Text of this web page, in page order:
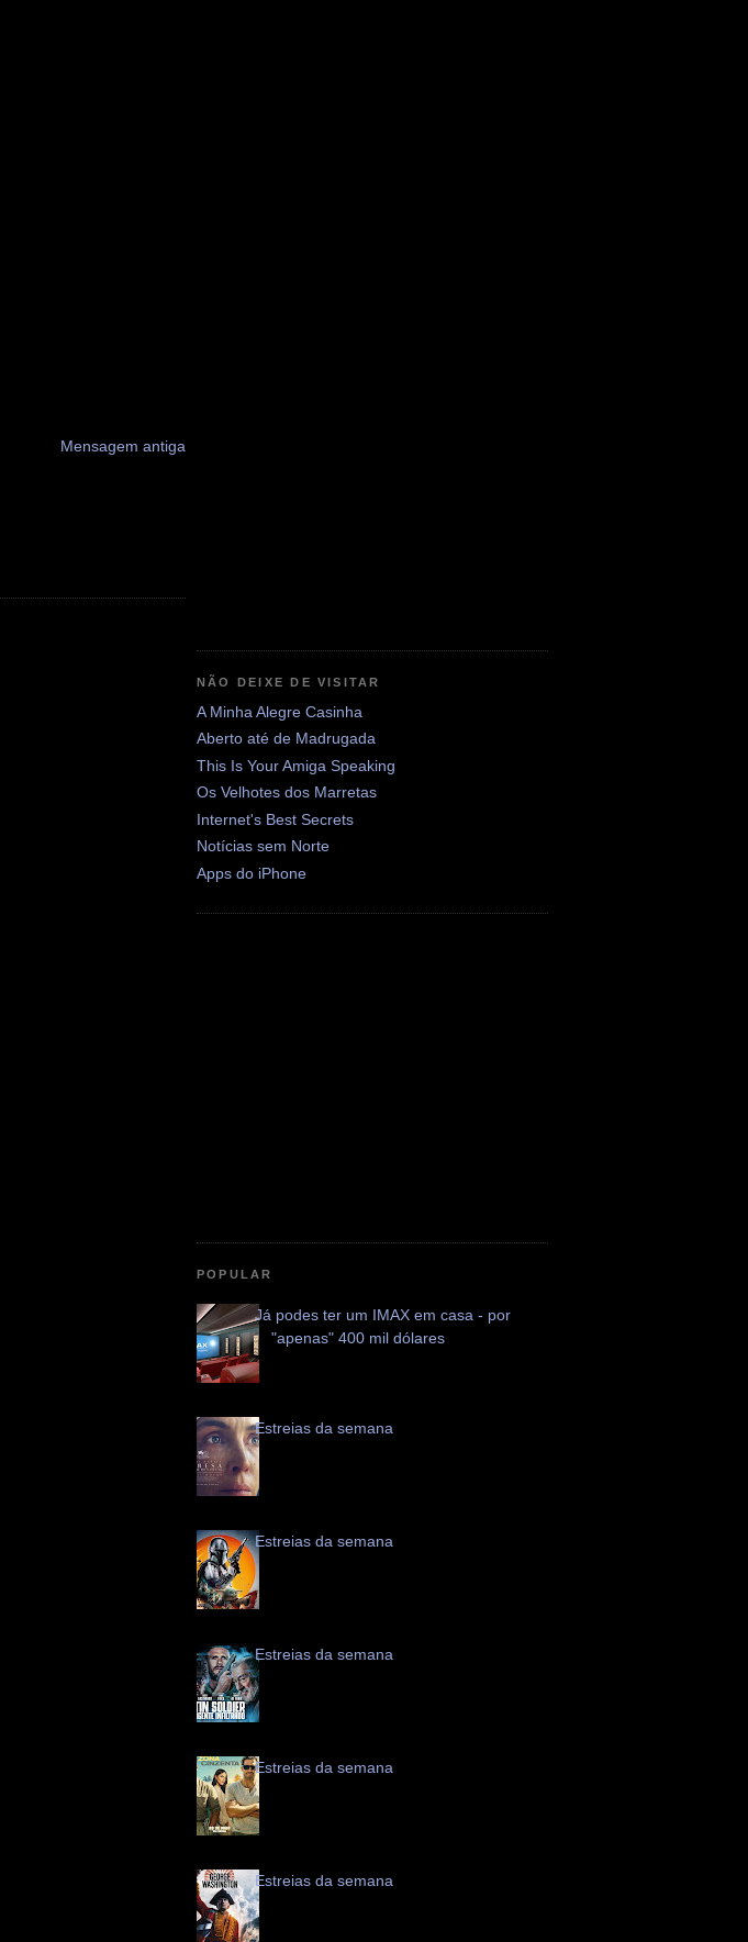
Mensagem antiga
NÃO DEIXE DE VISITAR
A Minha Alegre Casinha
Aberto até de Madrugada
This Is Your Amiga Speaking
Os Velhotes dos Marretas
Internet's Best Secrets
Notícias sem Norte
Apps do iPhone
POPULAR
Já podes ter um IMAX em casa - por
"apenas" 400 mil dólares
Estreias da semana
Estreias da semana
Estreias da semana
Estreias da semana
Estreias da semana